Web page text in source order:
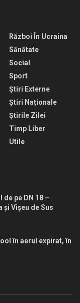
Război În Ucraina
Sănătate
Social
Sport
Știri Externe
Știri Naționale
Știrile Zilei
Timp Liber
Utile
pe DN 18 –
Vișeu de Sus
în aerul expirat, în